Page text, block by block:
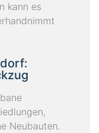
kann es
Neubauten.